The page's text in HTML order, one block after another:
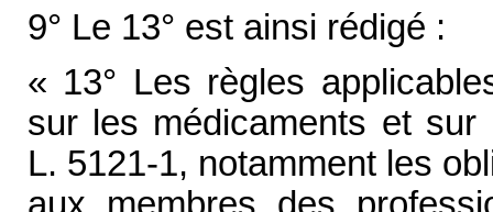
9° Le 13° est ainsi rédigé :
« 13° Les règles
sur les médicaments et sur
L. 5121-1, notamment les